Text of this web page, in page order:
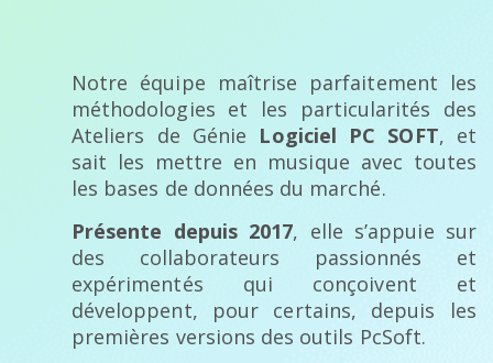
Notre équipe maîtrise parfaitement les
méthodologies et les particularités des
Ateliers de Génie Logiciel PC SOFT, et
sait les mettre en musique avec toutes
les bases de données du marché.
Présente depuis 2017, elle s’appuie sur
des collaborateurs passionnés et
expérimentés qui conçoivent et
développent, pour certains, depuis les
premières versions des outils PcSoft.